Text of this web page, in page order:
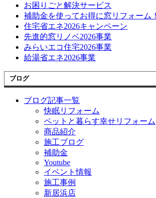
お困りごと解決サービス
補助金を使ってお得に窓リフォーム！
住宅省エネ2026キャンペーン
先進的窓リノベ2026事業
みらいエコ住宅2026事業
給湯省エネ2026事業
ブログ
ブログ記事一覧
快眠リフォーム
ペットと暮らす幸せリフォーム
商品紹介
施工ブログ
補助金
Youtube
イベント情報
施工事例
新居浜店